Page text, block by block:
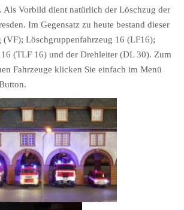
Als Vorbild dient natürlich der Löschzug der
Im Gegensatz zu heute bestand dieser
(VF); Löschgruppenfahrzeug 16 (LF16);
(TLF 16) und der Drehleiter (DL 30). Zum
Fahrzeuge klicken Sie einfach im Menü